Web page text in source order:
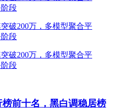
前十名，黑白调稳居榜